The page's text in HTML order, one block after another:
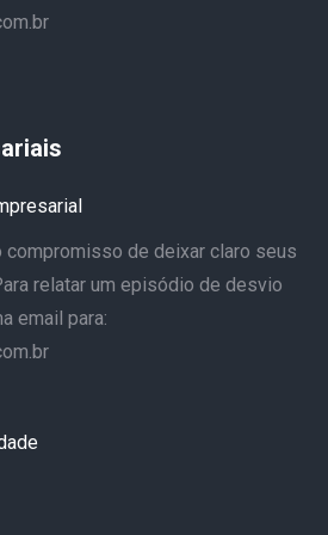
compromisso de deixar claro seus
relatar um episódio de desvio
email para: